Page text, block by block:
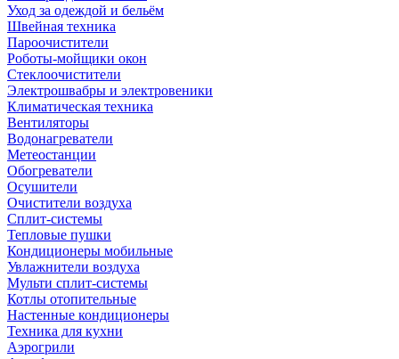
Уход за одеждой и бельём
Швейная техника
Пароочистители
Роботы-мойщики окон
Стеклоочистители
Электрошвабры и электровеники
Климатическая техника
Вентиляторы
Водонагреватели
Метеостанции
Обогреватели
Осушители
Очистители воздуха
Сплит-системы
Тепловые пушки
Кондиционеры мобильные
Увлажнители воздуха
Мульти сплит-системы
Котлы отопительные
Настенные кондиционеры
Техника для кухни
Аэрогрили